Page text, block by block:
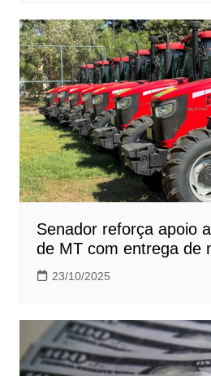
Senador reforça apoio
de MT com entrega de
23/10/2025